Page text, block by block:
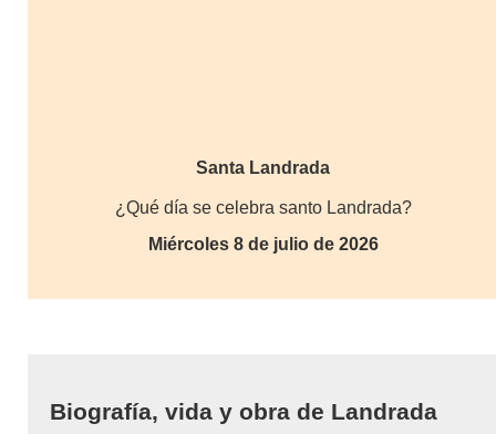
Santa Landrada
¿Qué día se celebra santo Landrada?
Miércoles 8 de julio de 2026
Biografía, vida y obra de Landrada